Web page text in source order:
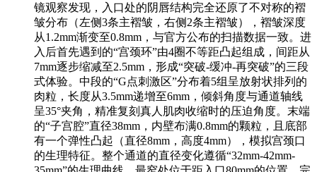
镜观察发现，入口处的阴唇结构完全还原了不对称的褶
皱分布（左侧3条主褶皱，右侧2条主褶皱），褶皱深度
从1.2mm渐变至0.8mm，与官方公布的扫描数据一致。进
入后首先遇到的“宫颈环”由4圈不等距凸起组成，间距从
7mm逐步缩减至2.5mm，形成“突破-缓冲-再突破”的三段
式体验。中段的“G点刺激区”分布着5组呈放射状排列的
肉粒，长度从3.5mm递增至6mm，倾斜角度与通道轴线
呈35°夹角，精准复刻真人肌肉收缩时的压迫角度。末端
的“子宫腔”直径38mm，内壁布满0.8mm的颗粒，且底部
有一个弹性凸起（直径8mm，高度4mm），模拟宫颈口
的生理特征。整个通道的直径变化遵循“32mm-42mm-